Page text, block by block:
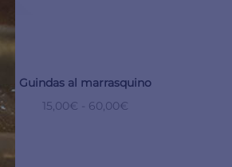
Guindas al marrasquino
15,00€ 60,00€